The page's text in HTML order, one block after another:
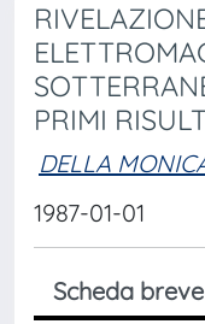
PRIMI
DELLA
1987-01-01
Scheda breve